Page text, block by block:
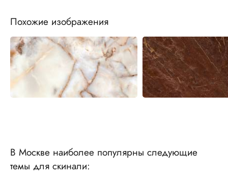
Похожие изображения
В Москве наиболее популярны следующие
темы для скинали: